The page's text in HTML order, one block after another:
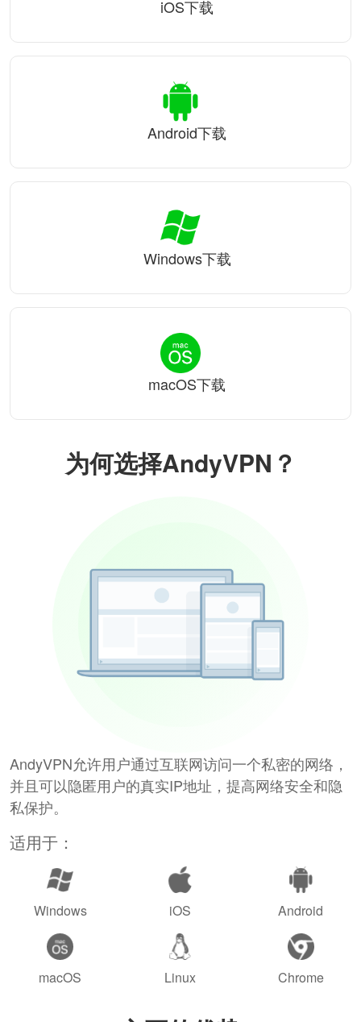
为何选择AndyVPN？
AndyVPN允许用户通过互联网访问一个私密的网络，
并且可以隐匿用户的真实IP地址，提高网络安全和隐
私保护。
适用于：
Windows iOS Android
macOS Linux Chrome
iOS下载
Android下载
Windows下载
macOS下载